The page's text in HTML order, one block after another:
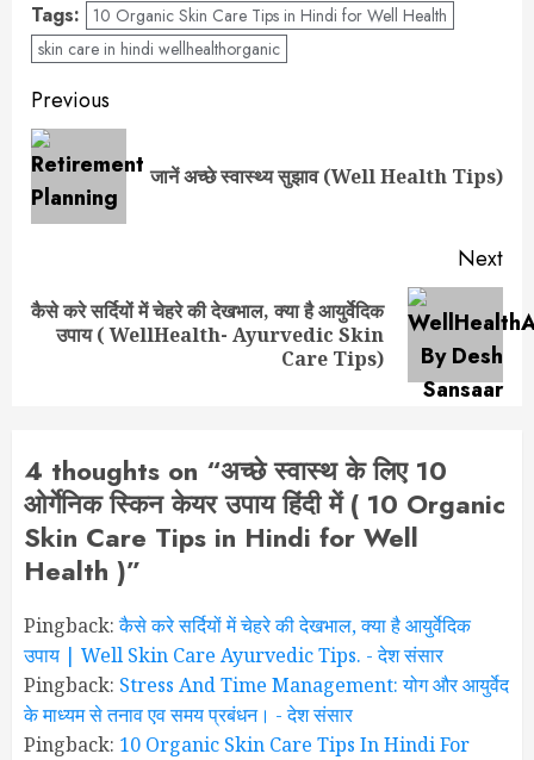
Tags:
10 Organic Skin Care Tips in Hindi for Well Health
skin care in hindi wellhealthorganic
Post
navigation
Previous
जानें अच्छे स्वास्थ्य सुझाव (Well Health Tips)
Next
Next
कैसे करे सर्दियों में चेहरे की देखभाल, क्या है आयुर्वेदिक
उपाय ( WellHealth- Ayurvedic Skin
Care Tips)
4 thoughts on “अच्छे स्वास्थ के लिए 10
ओर्गेनिक स्किन केयर उपाय हिंदी में ( 10 Organic
Skin Care Tips in Hindi for Well
Health )”
Pingback:कैसे करे सर्दियों में चेहरे की देखभाल, क्या है आयुर्वेदिक
उपाय | Well Skin Care Ayurvedic Tips. - देश संसार
Pingback: Stress And Time Management: योग और आयुर्वेद
के माध्यम से तनाव एव समय प्रबंधन। - देश संसार
Pingback: 10 Organic Skin Care Tips In Hindi For